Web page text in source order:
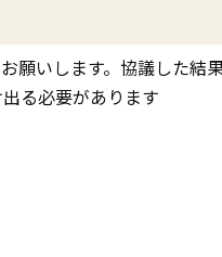
願いします。協議した結
る必要があります